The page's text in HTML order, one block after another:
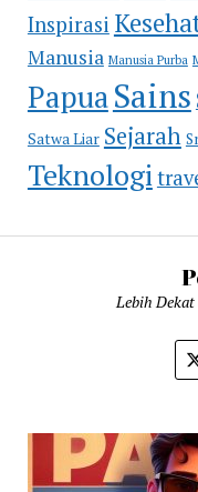
Inspirasi
Manusia Manusia Purba
PapuaSains
Satwa Liar Sejarah
Teknologi
Lebih Dekat